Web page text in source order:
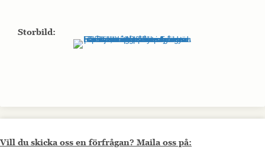
Storbild:
Vill du skicka oss en förfrågan? Maila oss på: